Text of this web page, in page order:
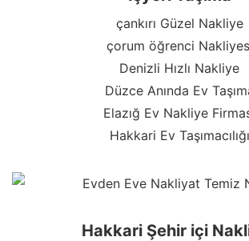
çankırı Güzel Nakliye
çorum öğrenci
Denizli Hızlı Nakliye
Düzce Anında Ev
Elazığ Ev Nakliye
Hakkari Ev Taşımacılığı
Hakkari Şehir içi